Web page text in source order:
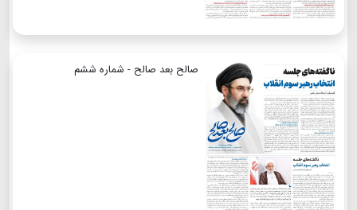
صالح بعد صالح - شماره ششم